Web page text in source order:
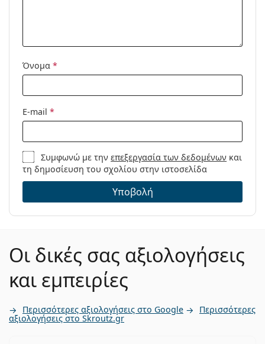
Άλλα
Τύπος:
Προϊόντος /
Μοντέλο:
ET33425 538 48/17
Όνομα *
E-mail *
Συμφωνώ με τηνεπεξεργασία των δεδομένων και
τη δημοσίευση του σχολίου στην ιστοσελίδα
Υποβολή
Οι δικές σας αξιολογήσεις
και εμπειρίες
Περισσότερες αξιολογήσεις στο Google Περισσότερες
αξιολογήσεις στο Skroutz.gr